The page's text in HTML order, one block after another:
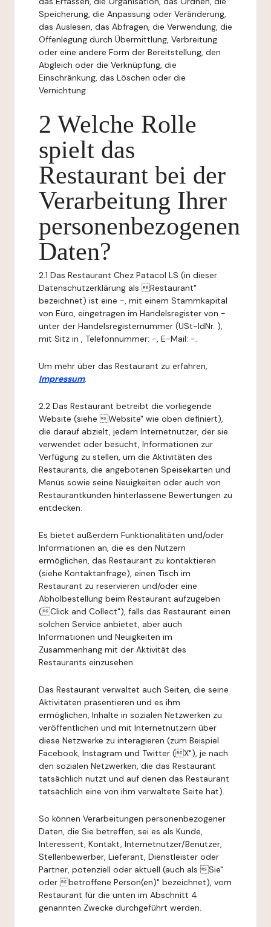
Speicherung, die Anpassung oder Veränderung,
das Auslesen, das Abfragen, die Verwendung, die
Offenlegung durch Übermittlung, Verbreitung
oder eine andere Form der Bereitstellung, den
Abgleich oder die Verknüpfung, die
Einschränkung, das Löschen oder die
Vernichtung.
2 Welche Rolle
spielt das
Restaurant bei der
Verarbeitung Ihrer
personenbezogenen
Daten?
2.1 Das Restaurant Chez Patacol LS (in dieser
Datenschutzerklärung als Restaurant"
bezeichnet) ist eine -, mit einem Stammkapital
von Euro, eingetragen im Handelsregister von -
unter der Handelsregisternummer (USt-IdNr. ),
mit Sitz in , Telefonnummer: -, E-Mail: -.
Um mehr über das Restaurant zu erfahren,
Impressum.
2.2 Das Restaurant betreibt die vorliegende
Website (siehe Website" wie oben definiert),
die darauf abzielt, jedem Internetnutzer, der sie
verwendet oder besucht, Informationen zur
Verfügung zu stellen, um die Aktivitäten des
Restaurants, die angebotenen Speisekarten und
Menüs sowie seine Neuigkeiten oder auch von
Restaurantkunden hinterlassene Bewertungen zu
entdecken.
Es bietet außerdem Funktionalitäten und/oder
Informationen an, die es den Nutzern
ermöglichen, das Restaurant zu kontaktieren
(siehe Kontaktanfrage), einen Tisch im
Restaurant zu reservieren und/oder eine
Abholbestellung beim Restaurant aufzugeben
(Click and Collect"), falls das Restaurant einen
solchen Service anbietet, aber auch
Informationen und Neuigkeiten im
Zusammenhang mit der Aktivität des
Restaurants einzusehen.
Das Restaurant verwaltet auch Seiten, die seine
Aktivitäten präsentieren und es ihm
ermöglichen, Inhalte in sozialen Netzwerken zu
veröffentlichen und mit Internetnutzern über
diese Netzwerke zu interagieren (zum Beispiel
Facebook, Instagram und Twitter (X"), je nach
den sozialen Netzwerken, die das Restaurant
tatsächlich nutzt und auf denen das Restaurant
tatsächlich eine von ihm verwaltete Seite hat).
So können Verarbeitungen personenbezogener
Daten, die Sie betreffen, sei es als Kunde,
Interessent, Kontakt, Internetnutzer/Benutzer,
Stellenbewerber, Lieferant, Dienstleister oder
Partner, potenziell oder aktuell (auch als Sie"
oder betroffene Person(en)" bezeichnet), vom
Restaurant für die unten im Abschnitt 4
genannten Zwecke durchgeführt werden.